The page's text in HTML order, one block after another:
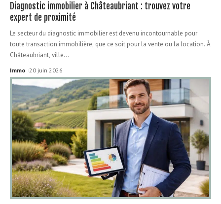
Diagnostic immobilier à Châteaubriant : trouvez votre
expert de proximité
Le secteur du diagnostic immobilier est devenu incontournable pour
toute transaction immobilière, que ce soit pour la vente ou la location. À
Châteaubriant, ville…
Immo 20 juin 2026